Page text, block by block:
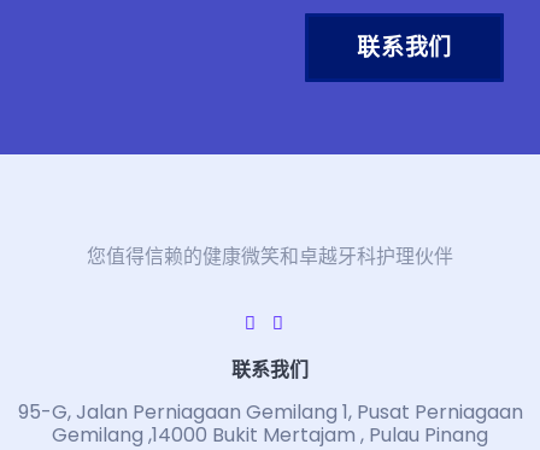
联系我们
您值得信赖的健康微笑和卓越牙科护理伙伴
联系我们
95-G, Jalan Perniagaan Gemilang 1, Pusat Perniagaan
Gemilang ,14000 Bukit Mertajam , Pulau Pinang